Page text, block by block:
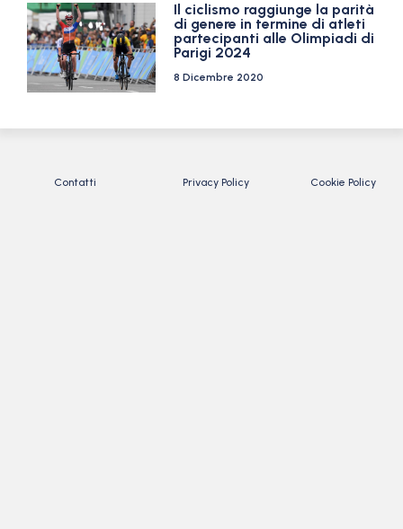
Il ciclismo raggiunge la parità
di genere in termine di atleti
partecipanti alle Olimpiadi di
Parigi 2024
8 Dicembre 2020
Contatti Privacy Policy Cookie Policy